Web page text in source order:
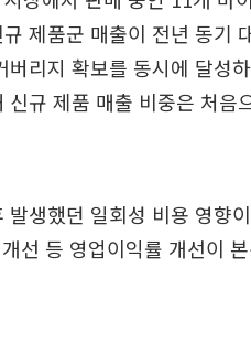
제품군 매출이 전년 동기
리지 확보를 동시에 달성
규 제품 매출 비중은 처음
생했던 일회성 비용 영향
선 등 영업이익률 개선이